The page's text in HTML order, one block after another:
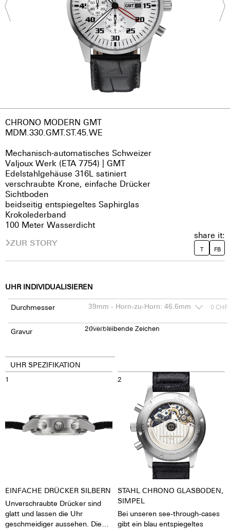
CHRONO MODERN GMT
MDM.330.GMT.ST.45.WE
Mechanisch-automatisches Schweizer
Valjoux Werk (ETA 7754) | GMT
Edelstahlgehäuse 316L satiniert
verschraubte Krone, einfache Drücker
Sichtboden
beidseitig entspiegeltes Saphirglas
Krokolederband
100 Meter Wasserdicht
ZUR STORY
share it:
T FB
UHR INDIVIDUALISIEREN
Durchmesser 0 CHF
Gravur 150CHF
20verbleibende Zeichen
UHR SPEZIFIKATION
1
EINFACHE DRÜCKER SILBERN
Unverschraubte Drücker sind
glatt und lassen die Uhr
geschmeidiger aussehen. Die
2
STAHL CHRONO GLASBODEN,
SIMPEL
Bei unseren see-through-cases
gibt ein blau entspiegeltes